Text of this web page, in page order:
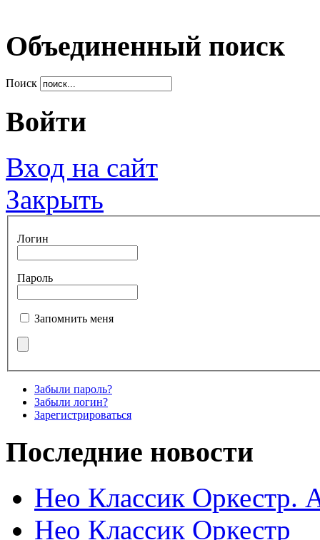
Объединенный поиск
Поиск
Войти
Вход на сайт
Закрыть
Логин
Пароль
Запомнить меня
Забыли пароль?
Забыли логин?
Зарегистрироваться
Последние новости
Нео Классик Оркестр.
Нео Классик Оркестр